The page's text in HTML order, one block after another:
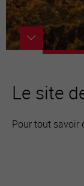
Le site
Pour tout savoir